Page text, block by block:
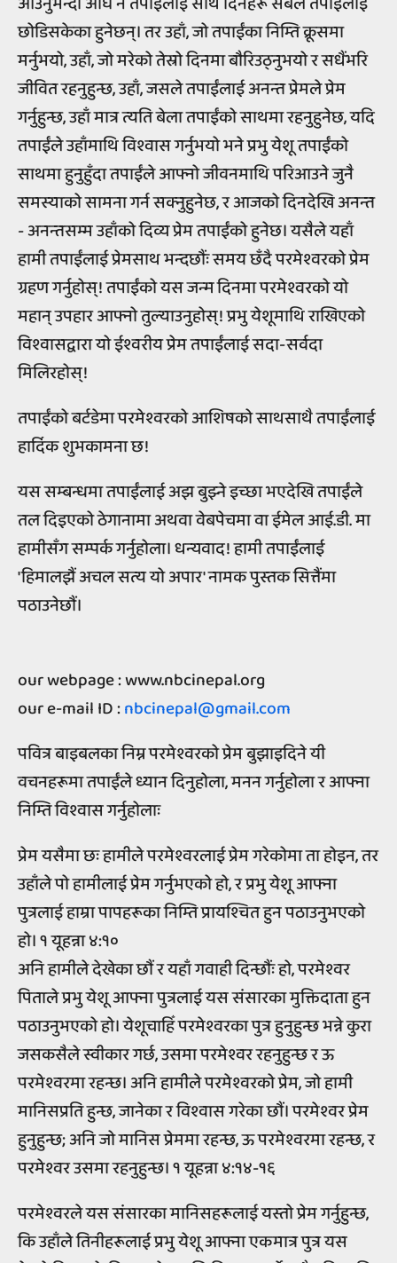
छोडिसकेका हुनेछन्। तर उहाँ, जो तपाईंका निम्ति क्रूसमा
मर्नुभयो, उहाँ, जो मरेको तेस्रो दिनमा बौरिउठ्नुभयो र सधैंभरि
जीवित रहनुहुन्छ, उहाँ, जसले तपाईंलाई अनन्त प्रेमले प्रेम
गर्नुहुन्छ, उहाँ मात्र त्यति बेला तपाईंको साथमा रहनुहुनेछ, यदि
तपाईंले उहाँमाथि विश्वास गर्नुभयो भने प्रभु येशू तपाईंको
साथमा हुनुहुँदा तपाईंले आफ्नो जीवनमाथि परिआउने जुनै
समस्याको सामना गर्न सक्नुहुनेछ, र आजको दिनदेखि अनन्त
- अनन्तसम्म उहाँको दिव्य प्रेम तपाईंको हुनेछ। यसैले यहाँ
हामी तपाईंलाई प्रेमसाथ भन्दछौंः समय छँदै परमेश्वरको प्रेम
ग्रहण गर्नुहोस्! तपाईंको यस जन्म दिनमा परमेश्वरको यो
महान् उपहार आफ्नो तुल्याउनुहोस्! प्रभु येशूमाथि राखिएको
विश्वासद्वारा यो ईश्वरीय प्रेम तपाईंलाई सदा-सर्वदा
मिलिरहोस्!
तपाईंको बर्टडेमा परमेश्वरको आशिषको साथसाथै तपाईंलाई
हार्दिक शुभकामना छ!
यस सम्बन्धमा तपाईंलाई अझ बुझ्ने इच्छा भएदेखि तपाईंले
तल दिइएको ठेगानामा अथवा वेबपेचमा वा ईमेल आई.डी. मा
हामीसँग सम्पर्क गर्नुहोला। धन्यवाद! हामी तपाईंलाई
'हिमालझैं अचल सत्य यो अपार' नामक पुस्तक सित्तैंमा
पठाउनेछौं।
our webpage : www.nbcinepal.org
our e-mail ID :nbcinepal@gmail.com
पवित्र बाइबलका निम्न परमेश्वरको प्रेम बुझाइदिने यी
वचनहरूमा तपाईंले ध्यान दिनुहोला, मनन गर्नुहोला र आफ्ना
निम्ति विश्वास गर्नुहोलाः
प्रेम यसैमा छः हामीले परमेश्वरलाई प्रेम गरेकोमा ता होइन, तर
उहाँले पो हामीलाई प्रेम गर्नुभएको हो, र प्रभु येशू आफ्ना
पुत्रलाई हाम्रा पापहरूका निम्ति प्रायश्चित हुन पठाउनुभएको
हो। १ यूहन्ना ४:१०
अनि हामीले देखेका छौं र यहाँ गवाही दिन्छौंः हो, परमेश्वर
पिताले प्रभु येशू आफ्ना पुत्रलाई यस संसारका मुक्तिदाता हुन
पठाउनुभएको हो। येशूचाहिँ परमेश्वरका पुत्र हुनुहुन्छ भन्ने कुरा
जसकसैले स्वीकार गर्छ, उसमा परमेश्वर रहनुहुन्छ र ऊ
परमेश्वरमा रहन्छ। अनि हामीले परमेश्वरको प्रेम, जो हामी
मानिसप्रति हुन्छ, जानेका र विश्वास गरेका छौं। परमेश्वर प्रेम
हुनुहुन्छ; अनि जो मानिस प्रेममा रहन्छ, ऊ परमेश्वरमा रहन्छ, र
परमेश्वर उसमा रहनुहुन्छ। १ यूहन्ना ४:१४-१६
परमेश्वरले यस संसारका मानिसहरूलाई यस्तो प्रेम गर्नुहुन्छ,
कि उहाँले तिनीहरूलाई प्रभु येशू आफ्ना एकमात्र पुत्र यस